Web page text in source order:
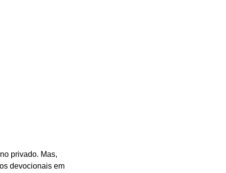
privado. Mas,
devocionais em